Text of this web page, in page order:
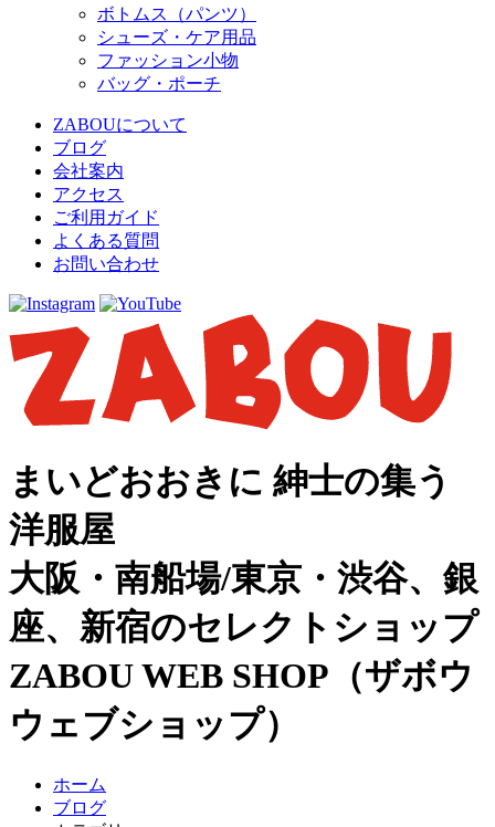
ボトムス（パンツ）
シューズ・ケア用品
ファッション小物
バッグ・ポーチ
ZABOUについて
ブログ
会社案内
アクセス
ご利用ガイド
よくある質問
お問い合わせ
まいどおおきに 紳士の集う
洋服屋
大阪・南船場/東京・渋谷、銀
座、新宿のセレクトショップ
ZABOU WEB SHOP（ザボウ
ウェブショップ）
ホーム
ブログ